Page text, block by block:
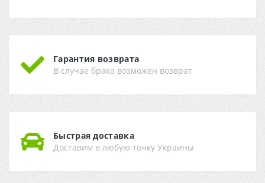
Гарантия возврата
В случае брака возможен возврат
Быстрая доставка
Доставим в любую точку Украины